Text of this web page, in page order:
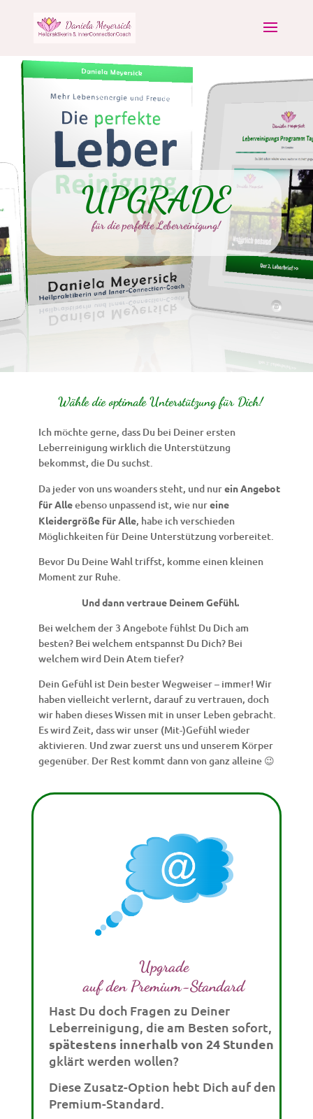
UPGRADE
für die perfekte Leberreinigung!
Wähle die optimale Unterstützung für Dich!
Ich möchte gerne, dass Du bei Deiner ersten
Leberreinigung wirklich die Unterstützung
bekommst, die Du suchst.
Da jeder von uns woanders steht, und nurein Angebot
für Alleebenso unpassend ist, wie nureine
Kleidergröße für Alle, habe ich verschieden
Möglichkeiten für Deine Unterstützung vorbereitet.
Bevor Du Deine Wahl triffst, komme einen kleinen
Moment zur Ruhe.
Und dann vertraue Deinem Gefühl.
Bei welchem der 3 Angebote fühlst Du Dich am
besten? Bei welchem entspannst Du Dich? Bei
welchem wird Dein Atem tiefer?
Dein Gefühl ist Dein bester Wegweiser – immer! Wir
haben vielleicht verlernt, darauf zu vertrauen, doch
wir haben dieses Wissen mit in unser Leben gebracht.
Es wird Zeit, dass wir unser (Mit-)Gefühl wieder
aktivieren. Und zwar zuerst uns und unserem Körper
gegenüber. Der Rest kommt dann von ganz alleine 😉
Upgrade
auf denPremium-Standard
Hast Du doch Fragen zu Deiner
Leberreinigung, die am Besten sofort,
spätestens innerhalb von 24 Stunden
gklärt werden wollen?
Diese Zusatz-Option hebt Dich auf den
Premium-Standard.